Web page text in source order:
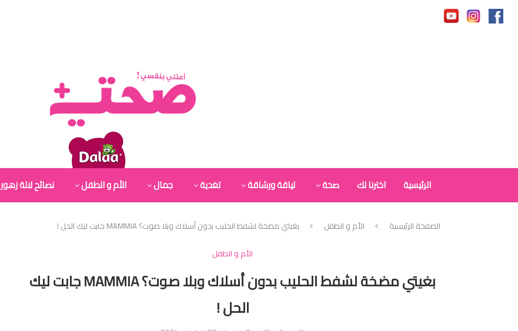
الرئيسية اخترنا لك صحة لياقة ورشاقة تغدية جمال الأم و الطفل نصائح لالة زهور
الصفحة الرئيسية الأم و الطفل
بغيتي مضخة لشفط الحليب بدون أسلاك وبلا صوت؟ MAMMIA جابت ليك الحل !
الأم و الطفل
بغيتي مضخة لشفط الحليب بدون أسلاك وبلا صوت؟ MAMMIA جابت ليك
الحل !